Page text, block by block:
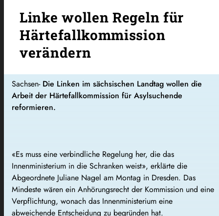
Linke wollen Regeln für
Härtefallkommission
verändern
Sachsen- Die Linken im sächsischen Landtag wollen die
Arbeit der Härtefallkommission für Asylsuchende
reformieren.
«Es muss eine verbindliche Regelung her, die das
Innenministerium in die Schranken weist», erklärte die
Abgeordnete Juliane Nagel am Montag in Dresden. Das
Mindeste wären ein Anhörungsrecht der Kommission und eine
Verpflichtung, wonach das Innenministerium eine
abweichende Entscheidung zu begründen hat.